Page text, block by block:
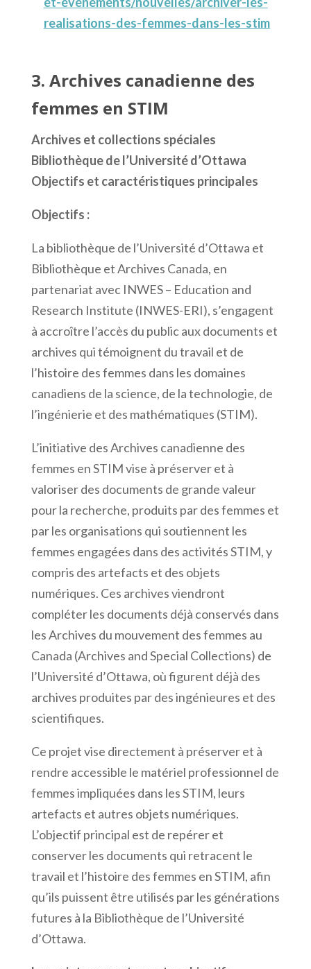
realisations-des-femmes-dans-les-stim
3. Archives canadienne des
femmes en STIM
Archives et collections spéciales
Bibliothèque de l’Université d’Ottawa
Objectifs et caractéristiques principales
Objectifs :
La bibliothèque de l’Université d’Ottawa et
Bibliothèque et Archives Canada, en
partenariat avec INWES – Education and
Research Institute (INWES-ERI), s’engagent
à accroître l’accès du public aux documents et
archives qui témoignent du travail et de
l’histoire des femmes dans les domaines
canadiens de la science, de la technologie, de
l’ingénierie et des mathématiques (STIM).
L’initiative des Archives canadienne des
femmes en STIM vise à préserver et à
valoriser des documents de grande valeur
pour la recherche, produits par des femmes et
par les organisations qui soutiennent les
femmes engagées dans des activités STIM, y
compris des artefacts et des objets
numériques. Ces archives viendront
compléter les documents déjà conservés dans
les Archives du mouvement des femmes au
Canada (Archives and Special Collections) de
l’Université d’Ottawa, où figurent déjà des
archives produites par des ingénieures et des
scientifiques.
Ce projet vise directement à préserver et à
rendre accessible le matériel professionnel de
femmes impliquées dans les STIM, leurs
artefacts et autres objets numériques.
L’objectif principal est de repérer et
conserver les documents qui retracent le
travail et l’histoire des femmes en STIM, afin
qu’ils puissent être utilisés par les générations
futures à la Bibliothèque de l’Université
d’Ottawa.